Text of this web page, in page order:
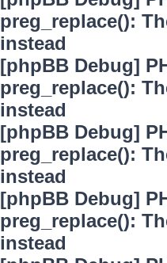
preg_replace():
instead
[phpBB Debug]
preg_replace():
instead
[phpBB Debug]
preg_replace():
instead
[phpBB Debug]
preg_replace():
instead